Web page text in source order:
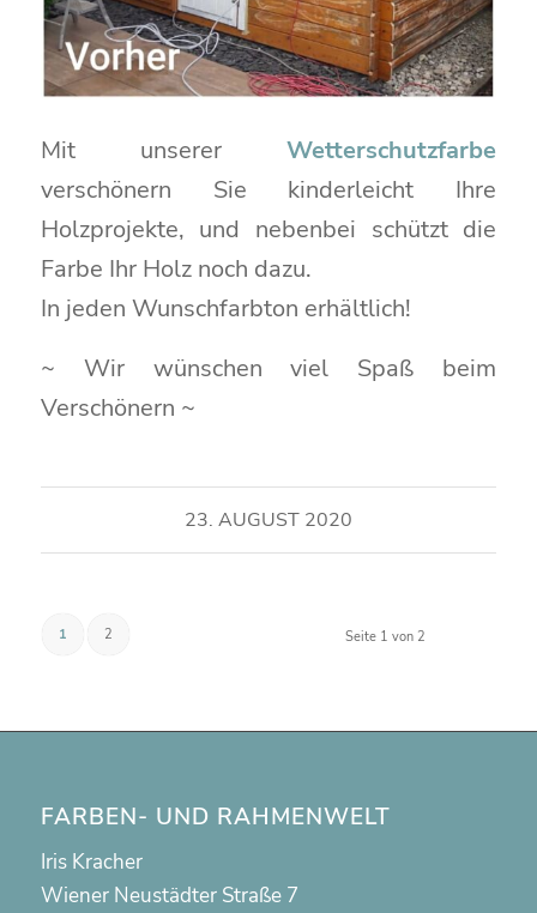
Mit unsererWetterschutzfarbe
verschönern Sie kinderleicht Ihre
Holzprojekte, und nebenbei schützt die
Farbe Ihr Holz noch dazu.
In jeden Wunschfarbton erhältlich!
~ Wir wünschen viel Spaß beim
Verschönern ~
23. AUGUST 2020
Seite 1 von 2
1 2
FARBEN- UND RAHMENWELT
Iris Kracher
Wiener Neustädter Straße 7